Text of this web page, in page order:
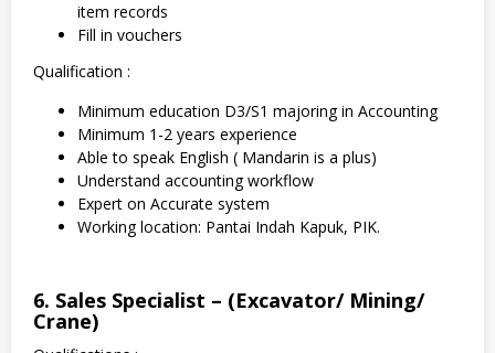
item records
Fill in vouchers
Qualification :
Minimum education D3/S1 majoring in Accounting
Minimum 1-2 years experience
Able to speak English ( Mandarin is a plus)
Understand accounting workflow
Expert on Accurate system
Working location: Pantai Indah Kapuk, PIK.
6. Sales Specialist – (Excavator/ Mining/
Crane)